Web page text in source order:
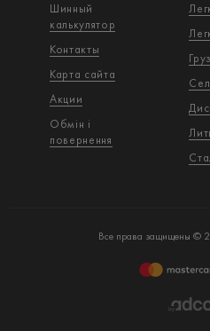
Шинный
калькулятор
Контакты
Карта сайта
Акции
Обмін і
повернення
Все права защищены ©